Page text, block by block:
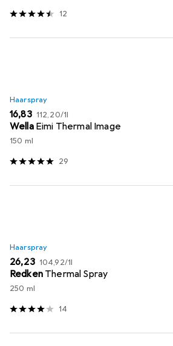
12
Haarspray
EUR
16,83 EUR
112,20/1l
Wella Eimi Thermal Image
150 ml
29
Haarspray
EUR
26,23 EUR
104,92/1l
Redken Thermal Spray
250 ml
14